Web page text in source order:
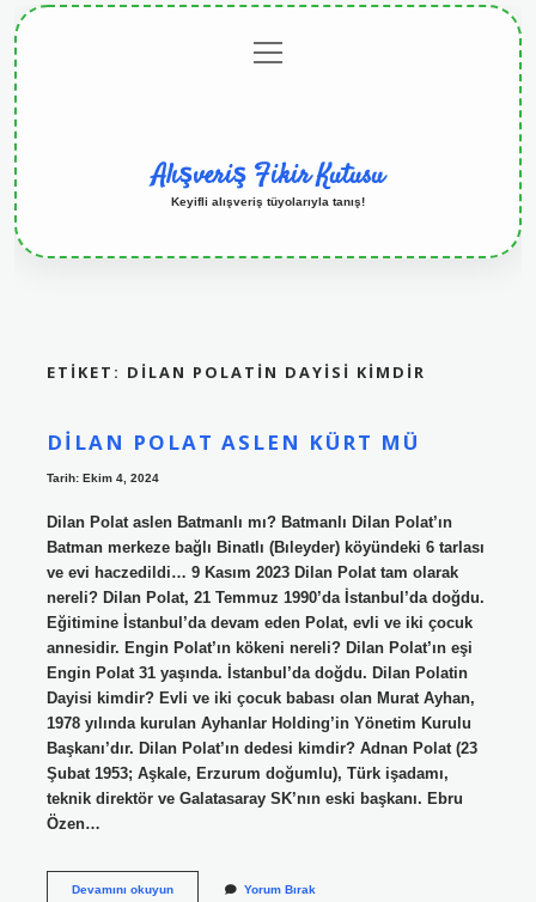
menüyü
aç
Alışveriş Fikir Kutusu
Keyifli alışveriş tüyolarıyla tanış!
ETIKET: DILAN POLATIN DAYISI KIMDIR
DILAN POLAT ASLEN KÜRT MÜ
Tarih: Ekim 4, 2024
Dilan Polat aslen Batmanlı mı? Batmanlı Dilan Polat’ın
Batman merkeze bağlı Binatlı (Bıleyder) köyündeki 6 tarlası
ve evi haczedildi… 9 Kasım 2023 Dilan Polat tam olarak
nereli? Dilan Polat, 21 Temmuz 1990’da İstanbul’da doğdu.
Eğitimine İstanbul’da devam eden Polat, evli ve iki çocuk
annesidir. Engin Polat’ın kökeni nereli? Dilan Polat’ın eşi
Engin Polat 31 yaşında. İstanbul’da doğdu. Dilan Polatin
Dayisi kimdir? Evli ve iki çocuk babası olan Murat Ayhan,
1978 yılında kurulan Ayhanlar Holding’in Yönetim Kurulu
Başkanı’dır. Dilan Polat’ın dedesi kimdir? Adnan Polat (23
Şubat 1953; Aşkale, Erzurum doğumlu), Türk işadamı,
teknik direktör ve Galatasaray SK’nın eski başkanı. Ebru
Özen…
Devamını okuyunDilan
Yorum Bırak